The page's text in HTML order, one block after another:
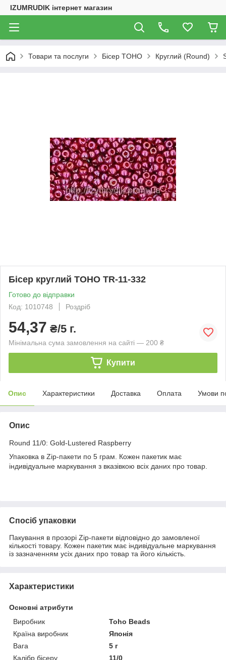
IZUMRUDIK інтернет магазин
Товари та послуги Бісер TOHO Круглий (Round)
Бісер круглий TOHO TR-11-332
Готово до відправки
Код: 1010748
Роздріб
54,37 ₴/5 г.
Мінімальна сума замовлення на сайті — 200 ₴
Купити
Опис Характеристики Доставка Оплата Умови
Опис
Round 11/0: Gold-Lustered Raspberry
Упаковка в Zip-пакети по 5 грам. Кожен пакетик має
індивідуальне маркування з вказівкою всіх даних про товар.
Спосіб упаковки
Пакування в прозорі Zip-пакети відповідно до замовленої
кількості товару. Кожен пакетик має індивідуальне маркування
із зазначенням усіх даних про товар та його кількість.
Характеристики
Основні атрибути
Виробник
Toho Beads
Країна виробник
Японія
Вага
5 г
Калібр бісеру
11/0